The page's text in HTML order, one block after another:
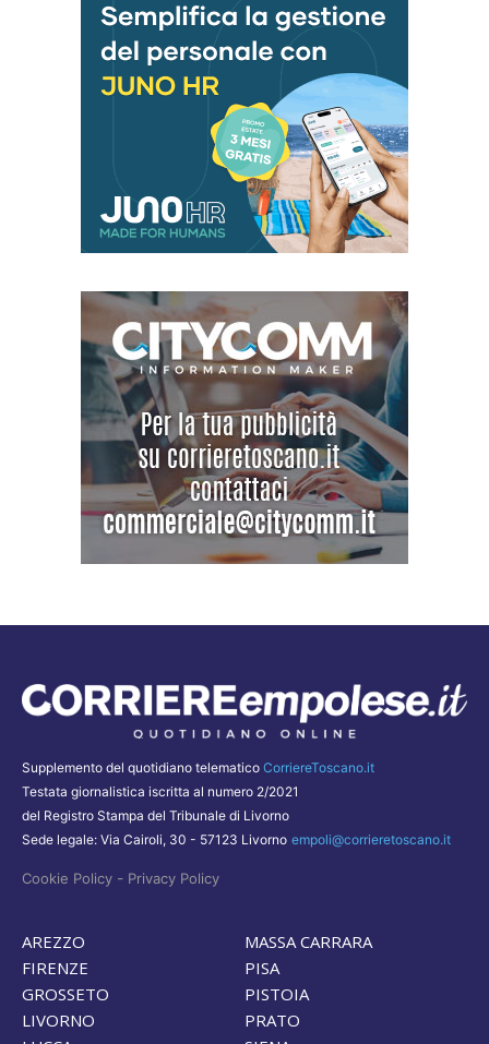
Supplemento del quotidiano telematico CorriereToscano.it
Testata giornalistica iscritta al numero 2/2021
del Registro Stampa del Tribunale di Livorno
Sede legale: Via Cairoli, 30 - 57123 Livorno empoli@corrieretoscano.it
Cookie Policy - Privacy Policy
AREZZO
FIRENZE
GROSSETO
LIVORNO
MASSA CARRARA
PISA
PISTOIA
PRATO